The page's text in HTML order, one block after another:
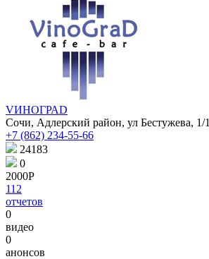
VИНОГРАD
Сочи, Адлерский район, ул Бестужева, 1/1
+7 (862) 234-55-66
24183
0
2000Р
112
отчетов
0
видео
0
анонсов